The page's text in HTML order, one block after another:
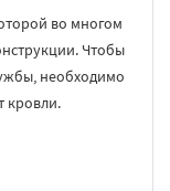
во многом
Чтобы
необходимо
кровли.